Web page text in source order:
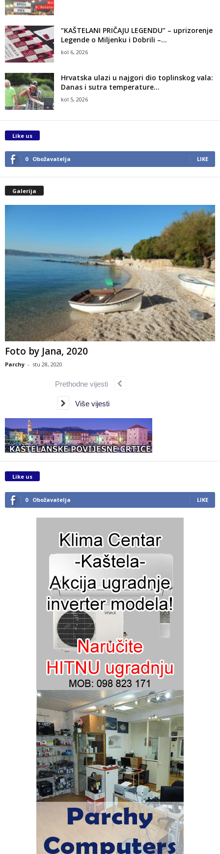
“KAŠTELANI PRIČAJU LEGENDU” – uprizorenje
Legende o Miljenku i Dobrili –...
kol 6, 2026
Hrvatska ulazi u najgori dio toplinskog vala:
Danas i sutra temperature...
kol 5, 2026
Like us
0 Obožavatelja LIKE
Galerija
Foto by Jana, 2020
Parchy - stu 28, 2020
Prethodne vijesti
Više vijesti
Like us
0 Obožavatelja LIKE